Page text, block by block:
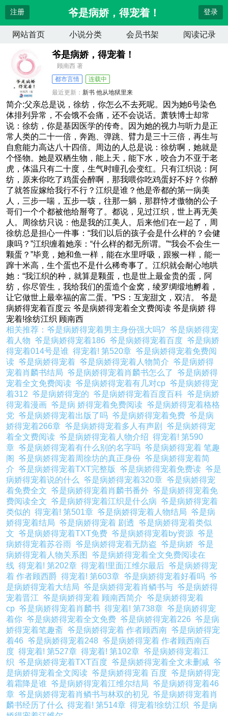
注册 爷是病娇，得宠着！ 登录
网站首页 小说分类 会员书架 阅读记录
爷是病娇，得宠着！
顾南西 著
都市言情
连载中
最近更新：新书 他从地狱里来
更新时间：2026-04-13 04:32:12
简介:父亲总是说，徐纺，你怎么不去死呢。因为她6号染色
体排列异常，不会饿不会痛，还不会说话。萧轶博士却常
说：徐纺，你是基因医学的传奇。因为她的视力与听力是正
常人类的二十一倍，奔跑、弹跳、臂力是三十三倍，再生与
自愈能力高达八十四倍。周边的人总是说：徐纺啊，她就是
个怪物。她是双栖生物，能上天，能下水，咬合力不亚于老
虎，体温只有二十度，生气时瞳孔会变红。只有江织说：阿
纺，原来你吃了鸡蛋会醉啊，那我喂你吃鸡蛋好不好？你醉
了就答应嫁给我行不行？江织是谁？他是帝都的第一病美
人，三步一喘，五步一咳，往那一躺，那群恃才傲物的公子
哥们一个个都被他给掰弯了。都说，见过江织，世上再无美
人。周徐纺只说：他是我的江美人。后来他们在一起了，周
徐纺总是担心一件事：“我们以后的孩子会是什么样的？会健
康吗？”江织缠着她亲：“什么样的都无所谓。”“我会不会生一
颗蛋？”毕竟，她和鱼一样，能在水里呼吸，跟猴一样，能一
蹿十米高，生个蛋也不是什么稀奇事了。江织就会耐心地哄
她：“我江织的种，就算是颗蛋，也是世上最金贵的蛋，阿
纺，你尽管生，我给我们的蛋造个金窝，绫罗绸缎地孵着，
让它做世上最幸福的富二蛋。”PS：互宠甜文，双洁。 爷是
病娇得宠着百度云 爷是病娇得宠着全文费阅读 爷是病娇 得
宠着!徐纺江织 顾南西
相关推荐： 爷是病娇得宠着男主身份强大吗? 爷是病娇得宠
着人物 爷是病娇得宠着186 爷是病娇得宠着百度 爷是病娇
得宠着014号是谁得宠着! 第520章 爷是病娇得宠着免费阅
读 爷是病娇得宠着 爷是病娇得宠着人物简介 爷是病娇得
宠着肖麟书结局 爷是病娇得宠着肖麟书怎么了 爷是病娇得
宠着全文免费阅读 爷是病娇得宠着有几对cp 爷是病娇得宠
着312 爷是病娇得宠的 爷是病娇得宠着百度百科 爷是病娇
得宠着漫画 爷是病 娇得宠着免费阅读 爷是病娇得宠着格格
党 爷是病娇得宠着出版了吗 爷是病娇得宠着免费 爷是病
娇得宠着266章 爷是病娇得宠着多人有声剧 爷是病娇得宠
着全文费阅读 爷是病娇得宠着人物介绍得宠着! 第590
章 爷是病娇得宠着有什么别的名字吗 爷是病娇得宠着 笔趣
阁 爷是病娇得宠着周徐坊的真正身份 爷是病娇得宠着简
介 爷是病娇得宠着TXT完整版 爷是病娇得宠着免费读 爷是
病娇得宠着说的什么 爷是病娇得宠着320章 爷是病娇得宠
着免费全文 爷是病娇得宠着肖麟书番外 爷是病娇得宠着免
费阅读全文 爷是病娇得宠着江织是什么病 爷是病娇得宠着
类似的得宠着! 第501章 爷是病娇得宠着人物结局 爷是病
娇得宠着结局 爷是病娇得宠着 剧透 爷是病娇得宠着类似
文 爷是病娇得宠着TXT免费 爷是病娇得宠着by资源 爷是
病娇得宠着苏谷雨 爷是病娇得宠着无防盗 爷是病娇 爷是
病娇得宠着人物关系图 爷是病娇得宠着全文免费阅读在
线得宠着! 第202章得宠着!里面江维尔最后 爷是病娇得宠
着 作者顾西爵得宠着! 第603章 爷是病娇得宠着好看吗 爷
是病娇得宠着大结局 爷是病娇得宠着肖鳞书与 爷是病娇得
宠着晋江 爷是病娇得宠着 顾南西简介 爷是病娇得宠着
cp 爷是病娇得宠着肖麟书得宠着! 第738章 爷是病娇得宠
着你 爷是病娇得宠着全文免费 爷是病娇得宠着226 爷是病
娇得宠着笔趣斋 爷是病娇得宠着 作者顾西南 爷是病娇得宠
着46 爷是病娇得宠着248 爷是病娇得宠着 作者顾西南百
度得宠着! 第527章得宠着! 第102章 爷是病娇得宠着江
织 爷是病娇得宠着TXT百度 爷是病娇得宠着全文未删减 爷
是病娇得宠着全文阅读 爷是病娇得宠着 百度 爷是病娇得宠
着霜降是谁 爷是病娇得宠着江维尔结局 爷是病娇得宠着46
章 爷是病娇得宠着肖鳞书与林双的初见 爷是病娇得宠着肖
麟书经历了什么得宠着! 第514章得宠着!徐纺江织 爷是病